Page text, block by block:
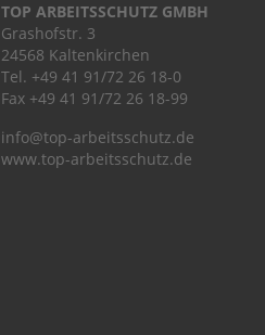
TOP ARBEITSSCHUTZ GMBH
Grashofstr. 3
24568 Kaltenkirchen
Tel. +49 41 91/72 26 18-0
Fax +49 41 91/72 26 18-99
info@top-arbeitsschutz.de
www.top-arbeitsschutz.de